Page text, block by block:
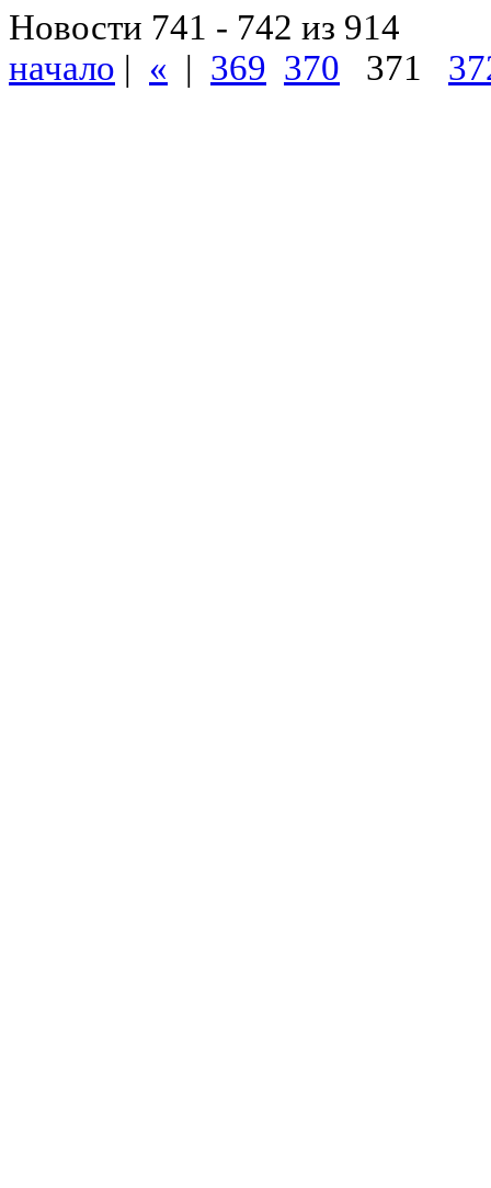
Новости 741 - 742 из 914
начало | « | 369 370 371